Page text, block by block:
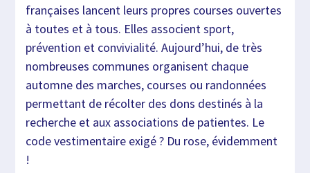
françaises lancent leurs propres courses ouvertes
à toutes et à tous. Elles associent sport,
prévention et convivialité. Aujourd’hui, de très
nombreuses communes organisent chaque
automne des marches, courses ou randonnées
permettant de récolter des dons destinés à la
recherche et aux associations de patientes. Le
code vestimentaire exigé ? Du rose, évidemment
!